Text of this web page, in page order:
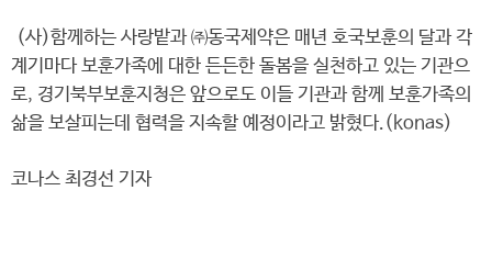
(사)함께하는 사랑밭과 ㈜동국제약은 매년 호국보훈의 달과 각
계기마다 보훈가족에 대한 든든한 돌봄을 실천하고 있는 기관으
로, 경기북부보훈지청은 앞으로도 이들 기관과 함께 보훈가족의
삶을 보살피는데 협력을 지속할 예정이라고 밝혔다.(konas)
코나스 최경선 기자